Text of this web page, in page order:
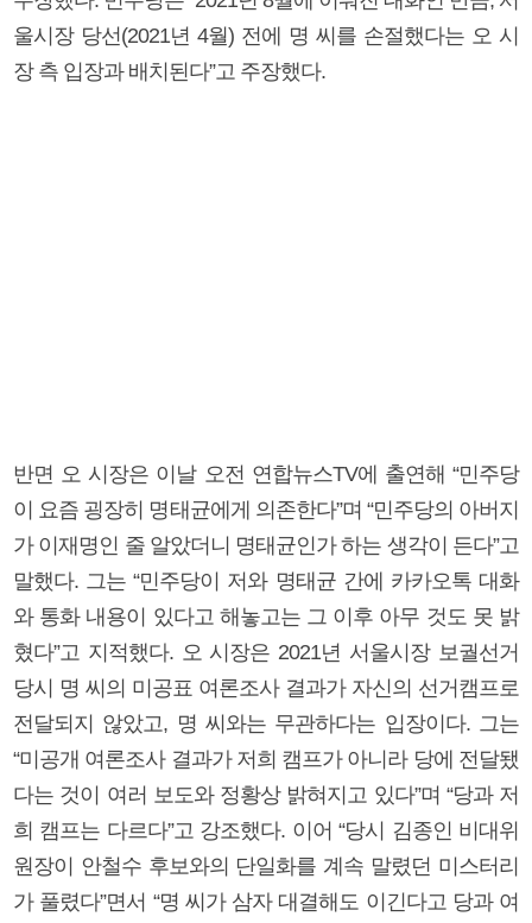
울시장 당선(2021년 4월) 전에 명 씨를 손절했다는 오 시
장 측 입장과 배치된다”고 주장했다.
반면 오 시장은 이날 오전 연합뉴스TV에 출연해 “민주당
이 요즘 굉장히 명태균에게 의존한다”며 “민주당의 아버지
가 이재명인 줄 알았더니 명태균인가 하는 생각이 든다”고
말했다. 그는 “민주당이 저와 명태균 간에 카카오톡 대화
와 통화 내용이 있다고 해놓고는 그 이후 아무 것도 못 밝
혔다”고 지적했다. 오 시장은 2021년 서울시장 보궐선거
당시 명 씨의 미공표 여론조사 결과가 자신의 선거캠프로
전달되지 않았고, 명 씨와는 무관하다는 입장이다. 그는
“미공개 여론조사 결과가 저희 캠프가 아니라 당에 전달됐
다는 것이 여러 보도와 정황상 밝혀지고 있다”며 “당과 저
희 캠프는 다르다”고 강조했다. 이어 “당시 김종인 비대위
원장이 안철수 후보와의 단일화를 계속 말렸던 미스터리
가 풀렸다”면서 “명 씨가 삼자 대결해도 이긴다고 당과 여